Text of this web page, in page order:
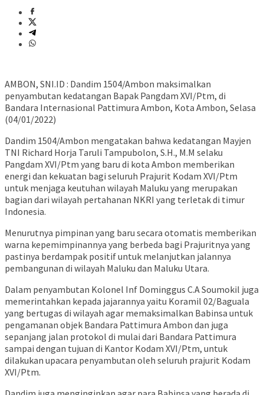
AMBON, SNI.ID : Dandim 1504/Ambon maksimalkan
penyambutan kedatangan Bapak Pangdam XVI/Ptm, di
Bandara Internasional Pattimura Ambon, Kota Ambon, Selasa
(04/01/2022)
Dandim 1504/Ambon mengatakan bahwa kedatangan Mayjen
TNI Richard Horja Taruli Tampubolon, S.H., M.M selaku
Pangdam XVI/Ptm yang baru di kota Ambon memberikan
energi dan kekuatan bagi seluruh Prajurit Kodam XVI/Ptm
untuk menjaga keutuhan wilayah Maluku yang merupakan
bagian dari wilayah pertahanan NKRI yang terletak di timur
Indonesia.
Menurutnya pimpinan yang baru secara otomatis memberikan
warna kepemimpinannya yang berbeda bagi Prajuritnya yang
pastinya berdampak positif untuk melanjutkan jalannya
pembangunan di wilayah Maluku dan Maluku Utara.
Dalam penyambutan Kolonel Inf Dominggus C.A Soumokil juga
memerintahkan kepada jajarannya yaitu Koramil 02/Baguala
yang bertugas di wilayah agar memaksimalkan Babinsa untuk
pengamanan objek Bandara Pattimura Ambon dan juga
sepanjang jalan protokol di mulai dari Bandara Pattimura
sampai dengan tujuan di Kantor Kodam XVI/Ptm, untuk
dilakukan upacara penyambutan oleh seluruh prajurit Kodam
XVI/Ptm.